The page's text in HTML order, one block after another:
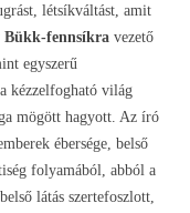
létsíkváltást, amit
Bükk-fennsíkra vezető
egyszerű
kézzelfogható világ
mögött hagyott. Az író
ébersége, belső
folyamából, abból a
látás szertefoszlott,